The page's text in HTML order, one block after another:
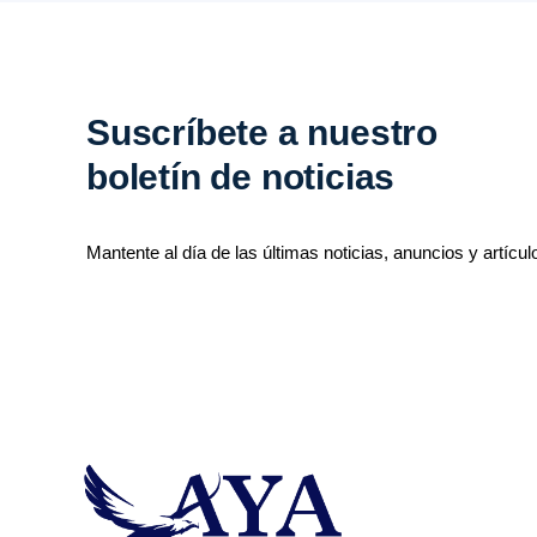
Suscríbete a nuestro
boletín de noticias
Mantente al día de las últimas noticias, anuncios y